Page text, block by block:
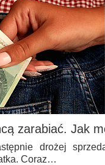
zarabiać. Jak
drożej
Coraz…